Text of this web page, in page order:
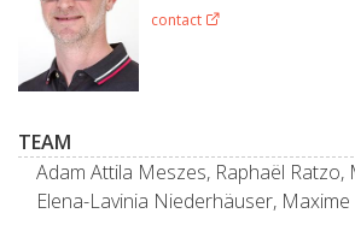
contact
TEAM
Adam Attila Meszes, Raphaël Ratzo,
Elena-Lavinia Niederhäuser, Maxime